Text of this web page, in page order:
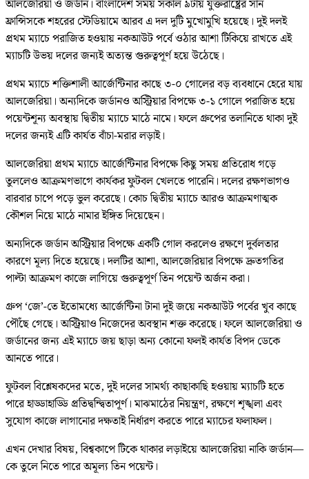
আলজেরিয়া ও জর্ডান। বাংলাদেশ সময় সকাল ৯টায় যুক্তরাষ্ট্রের সান
ফ্রান্সিসকে শহরের স্টেডিয়ামে আরব এ দল দুটি মুখোমুখি হয়েছে। দুই দলই
প্রথম ম্যাচে পরাজিত হওয়ায় নকআউট পর্বে ওঠার আশা টিকিয়ে রাখতে এই
ম্যাচটি উভয় দলের জন্যই অত্যন্ত গুরুত্বপূর্ণ হয়ে উঠেছে।
প্রথম ম্যাচে শক্তিশালী আর্জেন্টিনার কাছে ৩-০ গোলের বড় ব্যবধানে হেরে যায়
আলজেরিয়া। অন্যদিকে জর্ডানও অস্ট্রিয়ার বিপক্ষে ৩-১ গোলে পরাজিত হয়ে
পয়েন্টশূন্য অবস্থায় দ্বিতীয় ম্যাচে মাঠে নামে। ফলে গ্রুপের তলানিতে থাকা দুই
দলের জন্যই এটি কার্যত বাঁচা-মরার লড়াই।
আলজেরিয়া প্রথম ম্যাচে আর্জেন্টিনার বিপক্ষে কিছু সময় প্রতিরোধ গড়ে
তুললেও আক্রমণভাগে কার্যকর ফুটবল খেলতে পারেনি। দলের রক্ষণভাগও
বারবার চাপে পড়ে ভুল করেছে। কোচ দ্বিতীয় ম্যাচে আরও আক্রমণাত্মক
কৌশল নিয়ে মাঠে নামার ইঙ্গিত দিয়েছেন।
অন্যদিকে জর্ডান অস্ট্রিয়ার বিপক্ষে একটি গোল করলেও রক্ষণে দুর্বলতার
কারণে মূল্য দিতে হয়েছে। দলটির আশা, আলজেরিয়ার বিপক্ষে দ্রুতগতির
পাল্টা আক্রমণ কাজে লাগিয়ে গুরুত্বপূর্ণ তিন পয়েন্ট অর্জন করা।
গ্রুপ ‘জে’-তে ইতোমধ্যে আর্জেন্টিনা টানা দুই জয়ে নকআউট পর্বের খুব কাছে
পৌঁছে গেছে। অস্ট্রিয়াও নিজেদের অবস্থান শক্ত করেছে। ফলে আলজেরিয়া ও
জর্ডানের জন্য এই ম্যাচে জয় ছাড়া অন্য কোনো ফলই কার্যত বিপদ ডেকে
আনতে পারে।
ফুটবল বিশ্লেষকদের মতে, দুই দলের সামর্থ্য কাছাকাছি হওয়ায় ম্যাচটি হতে
পারে হাড্ডাহাড্ডি প্রতিদ্বন্দ্বিতাপূর্ণ। মাঝমাঠের নিয়ন্ত্রণ, রক্ষণে শৃঙ্খলা এবং
সুযোগ কাজে লাগানোর দক্ষতাই নির্ধারণ করতে পারে ম্যাচের ফলাফল।
এখন দেখার বিষয়, বিশ্বকাপে টিকে থাকার লড়াইয়ে আলজেরিয়া নাকি জর্ডান—
কে তুলে নিতে পারে অমূল্য তিন পয়েন্ট।